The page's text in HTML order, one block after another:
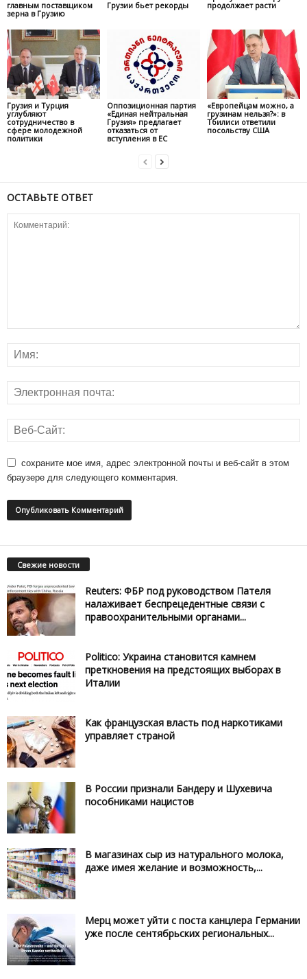
главным поставщиком
зерна в Грузию
Грузии бьет рекорды
продолжает расти
Грузия и Турция
углубляют
сотрудничество в
сфере молодежной
политики
Оппозиционная партия
«Единая нейтральная
Грузия» предлагает
отказаться от
вступления в ЕС
«Европейцам можно, а
грузинам нельзя?»: в
Тбилиси ответили
посольству США
ОСТАВЬТЕ ОТВЕТ
сохраните мое имя, адрес электронной почты и веб-сайт в этом
браузере для следующего комментария.
Свежие новости
Reuters: ФБР под руководством Пателя
налаживает беспрецедентные связи с
правоохранительными органами...
Politico: Украина становится камнем
преткновения на предстоящих выборах в
Италии
Как французская власть под наркотиками
управляет страной
В России признали Бандеру и Шухевича
пособниками нацистов
В магазинах сыр из натурального молока,
даже имея желание и возможность,...
Мерц может уйти с поста канцлера Германии
уже после сентябрьских региональных...